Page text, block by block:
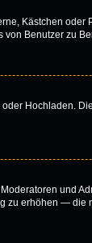
Kästchen
Benutzer zu
Hochladen.
und
zu erhöhen —